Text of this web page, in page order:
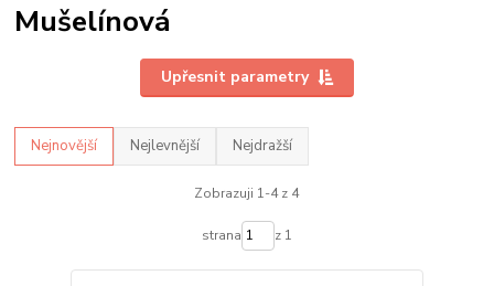
Mušelínová
Upřesnit parametry
Nejnovější Nejlevnější Nejdražší
Zobrazuji 1-4 z 4
strana z 1